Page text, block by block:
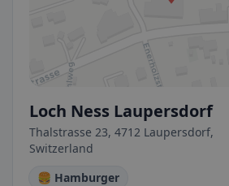
Loch Ness Laupersdorf
Thalstrasse 23, 4712 Laupersdorf,
Switzerland
🍔 Hamburger